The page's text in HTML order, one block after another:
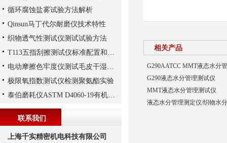
相关产品
G290AATCC MMT液态水分
G290液态水分管理测试仪
MMT液态水分管理测试仪
液态水分管理测定仪/织物水
循环腐蚀盐雾试验方法解析
Qinsun马丁代尔耐磨仪技术特性
织物透气性测试仪测试试验方法
T113五指刮擦测试仪标准配置和可选配件
电动摩擦色牢度仪测试毛皮干湿摩擦色牢度解析
极限氧指数测试仪检测聚氨酯实验
泰伯磨耗仪ASTM D4060-19有机涂层耐磨性试验
联系我们
上海千实精密机电科技有限公司